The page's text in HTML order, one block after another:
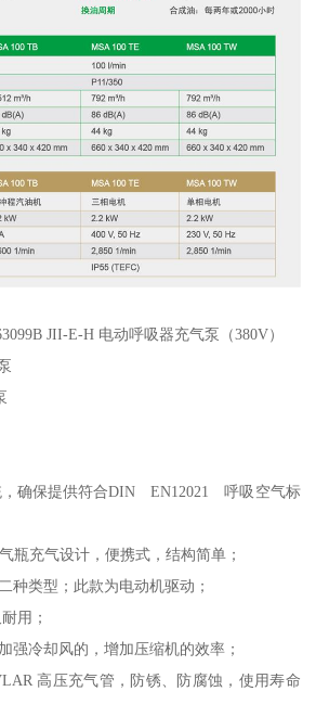
JII-E-H 电动呼吸器充气泵（380V）
，确保提供符合DIN EN12021 呼吸空气标
瓶充气设计，便携式，结构简单；
种类型；此款为电动机驱动；
用；
强冷却风的，增加压缩机的效率；
高压充气管，防锈、防腐蚀，使用寿命